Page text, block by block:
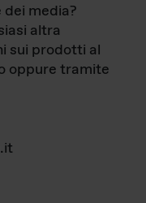
media?
altra
sui prodotti al
oppure tramite